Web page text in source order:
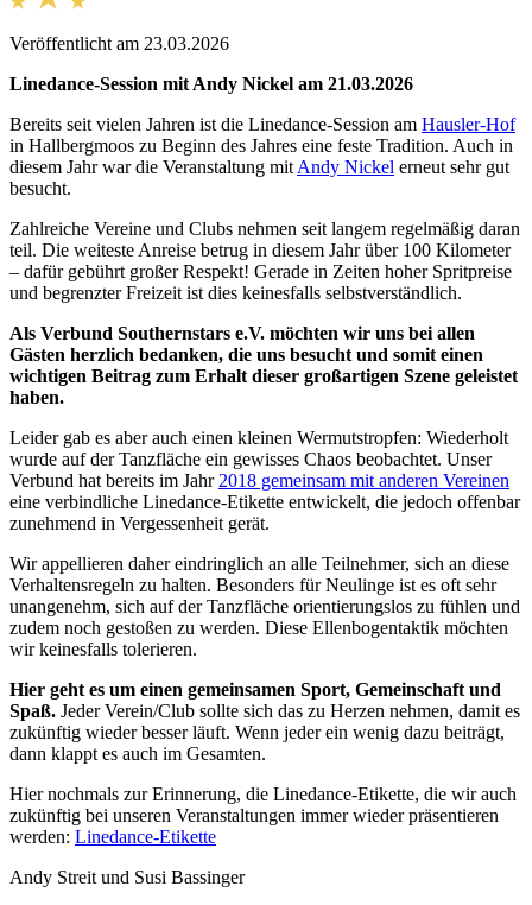
Veröffentlicht am 23.03.2026
Linedance-Session mit Andy Nickel am 21.03.2026
Bereits seit vielen Jahren ist die Linedance-Session am Hausler-Hof
in Hallbergmoos zu Beginn des Jahres eine feste Tradition. Auch in
diesem Jahr war die Veranstaltung mit Andy Nickel erneut sehr gut
besucht.
Zahlreiche Vereine und Clubs nehmen seit langem regelmäßig daran
teil. Die weiteste Anreise betrug in diesem Jahr über 100 Kilometer
– dafür gebührt großer Respekt! Gerade in Zeiten hoher Spritpreise
und begrenzter Freizeit ist dies keinesfalls selbstverständlich.
Als Verbund Southernstars e.V. möchten wir uns bei allen
Gästen herzlich bedanken, die uns besucht und somit einen
wichtigen Beitrag zum Erhalt dieser großartigen Szene geleistet
haben.
Leider gab es aber auch einen kleinen Wermutstropfen: Wiederholt
wurde auf der Tanzfläche ein gewisses Chaos beobachtet. Unser
Verbund hat bereits im Jahr 2018 gemeinsam mit anderen Vereinen
eine verbindliche Linedance-Etikette entwickelt, die jedoch offenbar
zunehmend in Vergessenheit gerät.
Wir appellieren daher eindringlich an alle Teilnehmer, sich an diese
Verhaltensregeln zu halten. Besonders für Neulinge ist es oft sehr
unangenehm, sich auf der Tanzfläche orientierungslos zu fühlen und
zudem noch gestoßen zu werden. Diese Ellenbogentaktik möchten
wir keinesfalls tolerieren.
Hier geht es um einen gemeinsamen Sport, Gemeinschaft und
Spaß. Jeder Verein/Club sollte sich das zu Herzen nehmen, damit es
zukünftig wieder besser läuft. Wenn jeder ein wenig dazu beiträgt,
dann klappt es auch im Gesamten.
Hier nochmals zur Erinnerung, die Linedance-Etikette, die wir auch
zukünftig bei unseren Veranstaltungen immer wieder präsentieren
werden: Linedance-Etikette
Andy Streit und Susi Bassinger